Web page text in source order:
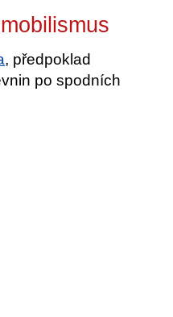
mobilismus
, předpoklad
po spodních